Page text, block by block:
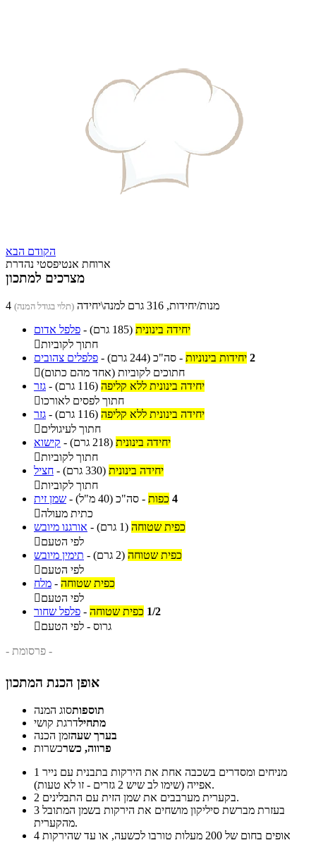
הקודם הבא
ארוחת אנטיפסטי נהדרת
מצרכים למתכון
4 מנות/יחידות, 316 גרם למנה\יחידה (תלוי בגודל המנה)
פלפל אדום - יחידה בינונית (185 גרם)
חתוך לקוביות
פלפלים צהובים - 2 יחידות בינוניות - סה"כ (244 גרם)
חתוכים לקוביות (אחד מהם כתום)
גזר - יחידה בינונית ללא קליפה (116 גרם)
חתוך לפסים לאורכו
גזר - יחידה בינונית ללא קליפה (116 גרם)
חתוך לעיגולים
קישוא - יחידה בינונית (218 גרם)
חתוך לקוביות
חציל - יחידה בינונית (330 גרם)
חתוך לקוביות
שמן זית - 4 כפות - סה"כ (40 מ"ל)
כתית מעולה
אורגנו מיובש - כפית שטוחה (1 גרם)
לפי הטעם
תימין מיובש - כפית שטוחה (2 גרם)
לפי הטעם
מלח - כפית שטוחה
לפי הטעם
פלפל שחור - 1/2 כפית שטוחה
גרוס - לפי הטעם
- פרסומת -
אופן הכנת המתכון
תוספותסוג המנה
מתחילדרגת קושי
בערך שעהזמן הכנה
פרווה, כשרכשרות
1
אפייה (שימו לב שיש 2 גזרים - זו לא טעות).
2
בקערית מערבבים את שמן הזית עם התבלינים.
3
מהקערית.
4